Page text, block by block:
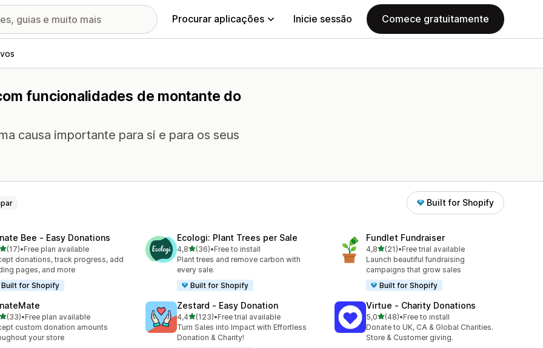
Procurar aplicações Inicie sessão Comece gratuitamente
funcionalidades de montante do
causa importante para si e para os seus
Built for Shopify
Bee ‑ Easy Donations
de 5 estrelas
(17)de avaliações
•Free plan available
donations, track progress, add
pages, and more
Built for Shopify
Ecologi: Plant Trees per Sale
4,8de 5 estrelas
(36)
36 total de avaliações
•Free to install
Plant trees and remove carbon with
every sale.
Built for Shopify
Fundlet Fundraiser
4,8de 5 estrelas
(21)
21 total de avaliações
•Free trial available
Launch beautiful fundraising
campaigns that grow sales
Built for Shopify
de 5 estrelas
(33)de avaliações
•Free plan available
custom donation amounts
your store
Zestard ‑ Easy Donation
4,4de 5 estrelas
(123)
123 total de avaliações
•Free trial available
Turn Sales into Impact with Effortless
Donation & Charity!
Virtue ‑ Charity Donations
5,0de 5 estrelas
(48)
48 total de avaliações
•Free to install
Donate to UK, CA & Global Charities.
Store & Customer giving.